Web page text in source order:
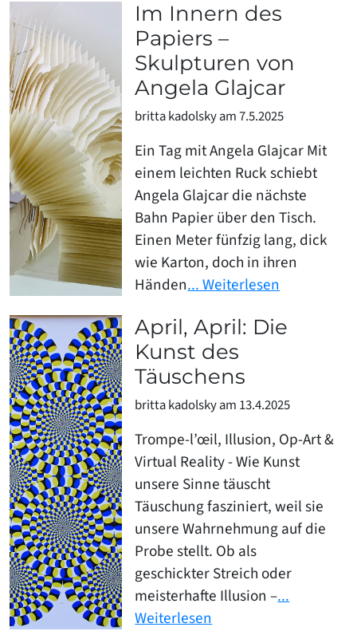
Im Innern des
Papiers –
Skulpturen von
Angela Glajcar
britta kadolsky am 7.5.2025
Ein Tag mit Angela Glajcar Mit
einem leichten Ruck schiebt
Angela Glajcar die nächste
Bahn Papier über den Tisch.
Einen Meter fünfzig lang, dick
wie Karton, doch in ihren
Händen... Weiterlesen
April, April: Die
Kunst des
Täuschens
britta kadolsky am 13.4.2025
Trompe-l’œil, Illusion, Op-Art &
Virtual Reality - Wie Kunst
unsere Sinne täuscht
Täuschung fasziniert, weil sie
unsere Wahrnehmung auf die
Probe stellt. Ob als
geschickter Streich oder
meisterhafte Illusion –...
Weiterlesen